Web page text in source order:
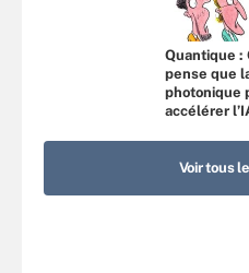
Quantique :
pense que
photonique
accélérer
Voir tous